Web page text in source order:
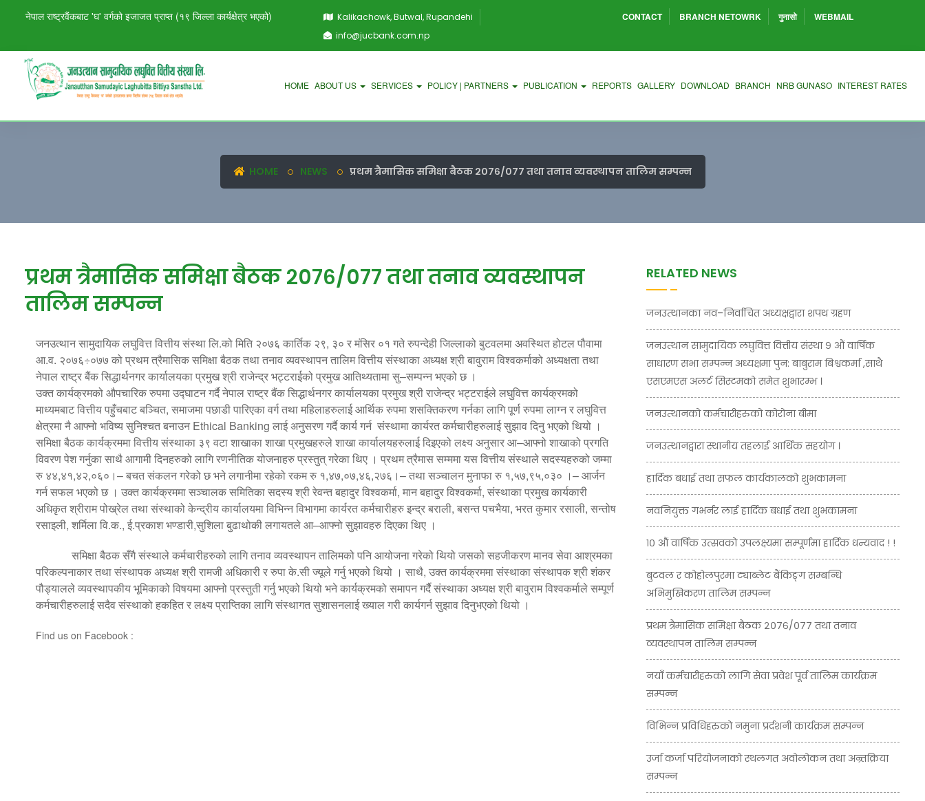
नेपाल राष्ट्रवैंकबाट 'घ' वर्गको इजाजत प्राप्त (१९ जिल्ला कार्यक्षेत्र भएको)
Kalikachowk, Butwal, Rupandehi
info@jucbank.com.np
CONTACT BRANCH NETOWRK गुनासो WEBMAIL
HOME ABOUT US SERVICES POLICY | PARTNERS PUBLICATION REPORTS GALLERY DOWNLOAD BRANCH NRB GUNASO INTEREST RATES
HOME NEWS प्रथम त्रैमासिक समिक्षा बैठक २०७६/०७७ तथा तनाव व्यवस्थापन तालिम सम्पन्न
प्रथम त्रैमासिक समिक्षा बैठक २०७६/०७७ तथा तनाव व्यवस्थापन
तालिम सम्पन्न
जनउत्थान सामुदायिक लघुवित्त वित्तीय संस्था लि.को मिति २०७६ कार्तिक २९, ३० र मंसिर ०१ गते रुपन्देही जिल्लाको बुटवलमा अवस्थित होटल पौवामा
आ.व. २०७६÷०७७ को प्रथम त्रैमासिक समिक्षा बैठक तथा तनाव व्यवस्थापन तालिम वित्तीय संस्थाका अध्यक्ष श्री बावुराम विश्वकर्माको अध्यक्षता तथा
नेपाल राष्ट्र बैंक सिद्धार्थनगर कार्यालयका प्रमुख श्री राजेन्द्र भट्टराईको प्रमुख आतिथ्यतामा सु–सम्पन्न भएको छ ।
उक्त कार्यक्रमको औपचारिक रुपमा उद्घाटन गर्दै नेपाल राष्ट्र बैंक सिद्धार्थनगर कार्यालयका प्रमुख श्री राजेन्द्र भट्टराईले लघुवित्त कार्यक्रमको
माध्यमबाट वित्तीय पहुँचबाट बञ्चित, समाजमा पछाडी पारिएका वर्ग तथा महिलाहरुलाई आर्थिक रुपमा शसक्तिकरण गर्नका लागि पूर्ण रुपमा लाग्न र लघुवित्त
क्षेत्रमा नै आफ्नो भविष्य सुनिश्चत बनाउन Ethical Banking लाई अनुसरण गर्दै कार्य गर्न संस्थामा कार्यरत कर्मचारीहरुलाई सुझाव दिनु भएको थियो ।
समिक्षा बैठक कार्यक्रममा वित्तीय संस्थाका ३९ वटा शाखाका शाखा प्रमुखहरुले शाखा कार्यालयहरुलाई दिइएको लक्ष्य अनुसार आ–आफ्नो शाखाको प्रगति
विवरण पेश गर्नुका साथै आगामी दिनहरुको लागि रणनीतिक योजनाहरु प्रस्तुत् गरेका थिए । प्रथम त्रैमास सम्ममा यस वित्तीय संस्थाले सदस्यहरुको जम्मा
रु ४४,४१,४२,०६०।– बचत संकलन गरेको छ भने लगानीमा रहेको रकम रु १,४७,०७,४६,२७६।– तथा सञ्चालन मुनाफा रु १,५७,९५,०३० ।– आर्जन
गर्न सफल भएको छ । उक्त कार्यक्रममा सञ्चालक समितिका सदस्य श्री रेवन्त बहादुर विश्वकर्मा, मान बहादुर विश्वकर्मा, संस्थाका प्रमुख कार्यकारी
अधिकृत श्रीराम पोख्रेल तथा संस्थाको केन्द्रीय कार्यालयमा विभिन्न विभागमा कार्यरत कर्मचारीहरु इन्द्र बराली, बसन्त पचभैया, भरत कुमार रसाली, सन्तोष
रसाइली, शर्मिला वि.क., ई.प्रकाश भण्डारी,सुशिला बुढाथोकी लगायतले आ–आफ्नो सुझावहरु दिएका थिए ।
समिक्षा बैठक सँगै संस्थाले कर्मचारीहरुको लागि तनाव व्यवस्थापन तालिमको पनि आयोजना गरेको थियो जसको सहजीकरण मानव सेवा आश्रमका
परिकल्पनाकार तथा संस्थापक अध्यक्ष श्री रामजी अधिकारी र रुपा के.सी ज्यूले गर्नु भएको थियो । साथै, उक्त कार्यक्रममा संस्थाका संस्थापक श्री शंकर
पौड्यालले व्यवस्थापकीय भूमिकाको विषयमा आफ्नो प्रस्तुती गर्नु भएको थियो भने कार्यक्रमको समापन गर्दै संस्थाका अध्यक्ष श्री बावुराम विश्वकर्माले सम्पूर्ण
कर्मचारीहरुलाई सदैव संस्थाको हकहित र लक्ष्य प्राप्तिका लागि संस्थागत सुशासनलाई ख्याल गरी कार्यगर्न सुझाव दिनुभएको थियो ।
Find us on Facebook :
RELATED NEWS
जनउत्थानका नव–निर्वाचित अध्यक्षद्वारा शपथ ग्रहण
जनउत्थान सामुदायिक लघुवित्त वित्तीय संस्था ९ औं वार्षिक
साधारण सभा सम्पन्न अध्यक्षमा पुन: बाबुराम बिश्वकर्मा ,साथै
एसएमएस अलर्ट सिस्टमको समेत शुभारम्भ ।
जनउत्थानको कर्मचारीहरुको कोरोना बीमा
जनउत्थानद्वारा स्थानीय तहलाई आर्थिक सहयोग ।
हार्दिक बधाई तथा सफल कार्यकालको शुभकामना
नवनियुक्त गभर्नर लाई हार्दिक बधाई तथा शुभकामना
१० औं वार्षिक उत्सवको उपलक्ष्यमा सम्पूर्णमा हार्दिक धन्यवाद ! !
बुटवल र कोहोलपुरमा ट्याब्लेट बैंकिङ्ग सम्बन्धि
अभिमुखिकरण तालिम सम्पन्न
प्रथम त्रैमासिक समिक्षा बैठक २०७६/०७७ तथा तनाव
व्यवस्थापन तालिम सम्पन्न
नयाँ कर्मचारीहरुको लागि सेवा प्रवेश पूर्व तालिम कार्यक्रम
सम्पन्न
विभिन्न प्रविधिहरुको नमुना प्रर्दशनी कार्यक्रम सम्पन्न
उर्जा कर्जा परियोजनाको स्थलगत अवोलोकन तथा अन्र्तक्रिया
सम्पन्न